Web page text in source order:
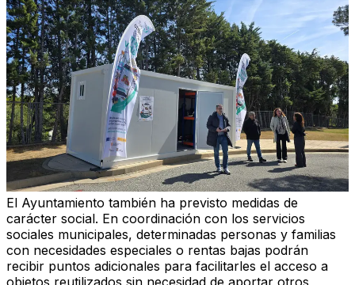
El Ayuntamiento también ha previsto medidas de
carácter social. En coordinación con los servicios
sociales municipales, determinadas personas y familias
con necesidades especiales o rentas bajas podrán
recibir puntos adicionales para facilitarles el acceso a